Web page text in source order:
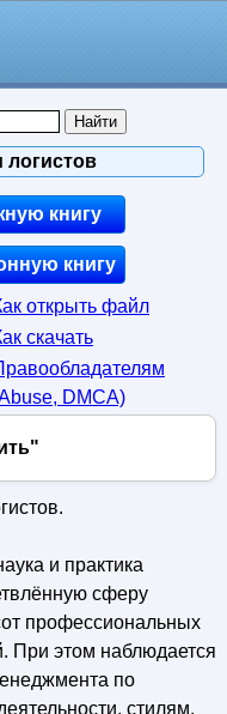
логистов
книгу
книгу
открыть файл
скачать
DMСA)
и практика
сферу
профессиональных
При этом наблюдается
по
стилям,